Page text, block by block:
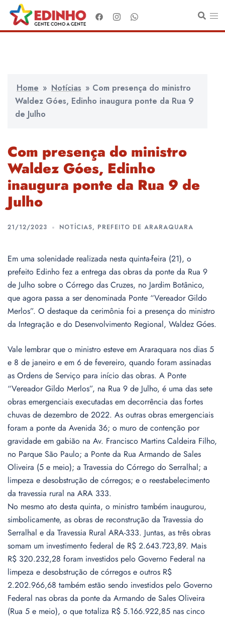
para
o
Home » Notícias » Com presença do ministro
Waldez Góes, Edinho inaugura ponte da Rua 9
de Julho
Com presença do ministro
Waldez Góes, Edinho
inaugura ponte da Rua 9 de
Julho
21/12/2023 NOTÍCIAS, PREFEITO DE ARARAQUARA
Em uma solenidade realizada nesta quinta-feira (21), o
prefeito Edinho fez a entrega das obras da ponte da Rua 9
de Julho sobre o Córrego das Cruzes, no Jardim Botânico,
que agora passa a ser denominada Ponte “Vereador Gildo
Merlos”. O destaque da cerimônia foi a presença do ministro
da Integração e do Desenvolvimento Regional, Waldez Góes.
Vale lembrar que o ministro esteve em Araraquara nos dias 5
e 8 de janeiro e em 6 de fevereiro, quando foram assinadas
as Ordens de Serviço para início das obras. A Ponte
“Vereador Gildo Merlos”, na Rua 9 de Julho, é uma das sete
obras emergenciais executadas em decorrência das fortes
chuvas de dezembro de 2022. As outras obras emergenciais
foram a ponte da Avenida 36; o muro de contenção por
gravidade em gabião na Av. Francisco Martins Caldeira Filho,
no Parque São Paulo; a Ponte da Rua Armando de Sales
Oliveira (5 e meio); a Travessia do Córrego do Serralhal; a
limpeza e desobstrução de córregos; e o reestabelecimento
da travessia rural na ARA 333.
No mesmo ato desta quinta, o ministro também inaugurou,
simbolicamente, as obras de reconstrução da Travessia do
Serralhal e da Travessia Rural ARA-333. Juntas, as três obras
somam um investimento federal de R$ 2.643.723,89. Mais
R$ 320.232,28 foram investidos pelo Governo Federal na
limpeza e desobstrução de córregos e outros R$
2.202.966,68 também estão sendo investidos pelo Governo
Federal nas obras da ponte da Armando de Sales Oliveira
(Rua 5 e meio), o que totaliza R$ 5.166.922,85 nas cinco